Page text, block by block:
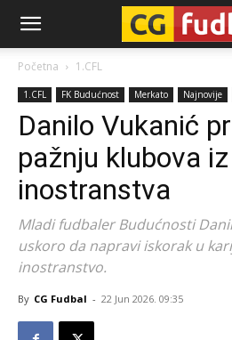
CG-
Fudbal
Početna 1.CFL
1.CFL FK Budućnost Merkato Najnovije
Danilo Vukanić
pažnju klubova iz
inostranstva
Mladi fudbaler Budućnosti
uskoro da napravi iskorak u
inostranstvo.
By CG Fudbal - 22 Jun 2026. 09:35